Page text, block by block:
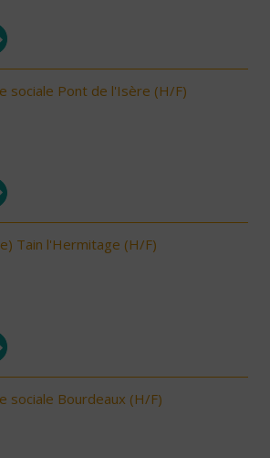
sociale Pont de l'Isère (H/F)
Tain l'Hermitage (H/F)
sociale Bourdeaux (H/F)